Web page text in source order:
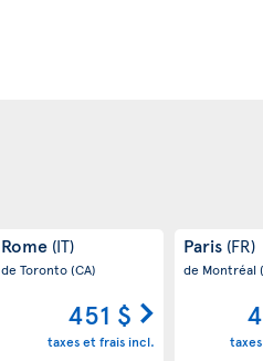
Rome (IT)
de Toronto(CA)
451 $
taxes et frais incl.
Paris (FR)
de Montréal